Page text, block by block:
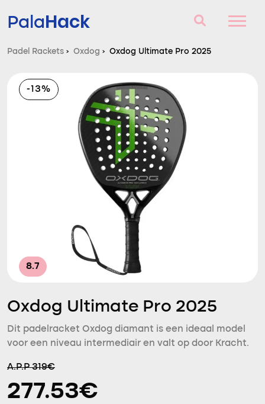
PalaHack
Vragen en antwoorden
Vergelijker
Padel Rackets › Oxdog › Oxdog Ultimate Pro 2025
-13%
8.7
Oxdog Ultimate Pro 2025
Dit padelracket Oxdog diamant is een ideaal model
voor een niveau intermediair en valt op door Kracht.
A.P.P 319€
277.53€